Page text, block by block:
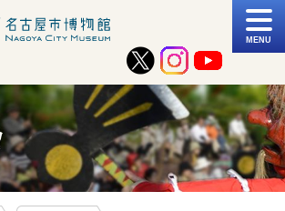
MENU